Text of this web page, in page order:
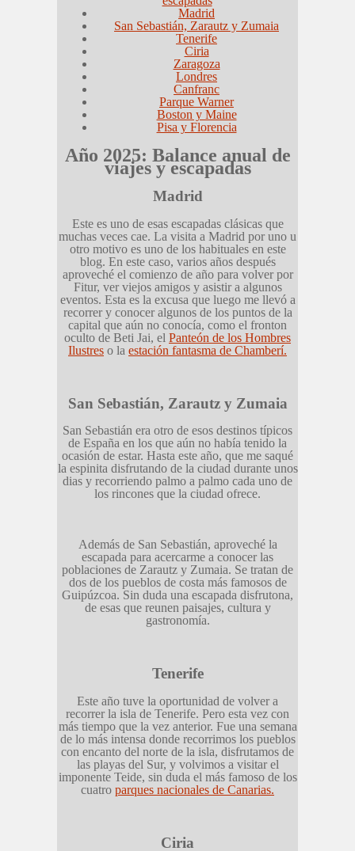
Madrid
San Sebastián, Zarautz y Zumaia
Tenerife
Ciria
Zaragoza
Londres
Canfranc
Parque Warner
Boston y Maine
Pisa y Florencia
Año 2025: Balance anual de
viajes y escapadas
Madrid
Este es uno de esas escapadas clásicas que
muchas veces cae. La visita a Madrid por uno u
otro motivo es uno de los habituales en este
blog. En este caso, varios años después
aproveché el comienzo de año para volver por
Fitur, ver viejos amigos y asistir a algunos
eventos. Esta es la excusa que luego me llevó a
recorrer y conocer algunos de los puntos de la
capital que aún no conocía, como el fronton
oculto de Beti Jai, el Panteón de los Hombres
Ilustres o la estación fantasma de Chamberí.
San Sebastián, Zarautz y Zumaia
San Sebastián era otro de esos destinos típicos
de España en los que aún no había tenido la
ocasión de estar. Hasta este año, que me saqué
la espinita disfrutando de la ciudad durante unos
dias y recorriendo palmo a palmo cada uno de
los rincones que la ciudad ofrece.
Además de San Sebastián, aproveché la
escapada para acercarme a conocer las
poblaciones de Zarautz y Zumaia. Se tratan de
dos de los pueblos de costa más famosos de
Guipúzcoa. Sin duda una escapada disfrutona,
de esas que reunen paisajes, cultura y
gastronomía.
Tenerife
Este año tuve la oportunidad de volver a
recorrer la isla de Tenerife. Pero esta vez con
más tiempo que la vez anterior. Fue una semana
de lo más intensa donde recorrimos los pueblos
con encanto del norte de la isla, disfrutamos de
las playas del Sur, y volvimos a visitar el
imponente Teide, sin duda el más famoso de los
cuatro parques nacionales de Canarias.
Ciria